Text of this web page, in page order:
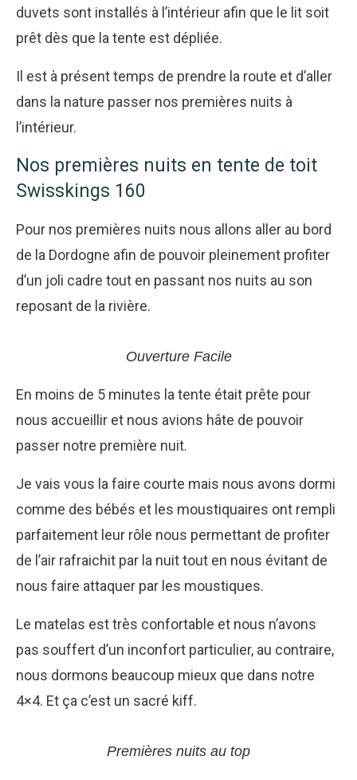
duvets sont installés à l’intérieur afin que le lit soit
prêt dès que la tente est dépliée.
Il est à présent temps de prendre la route et d’aller
dans la nature passer nos premières nuits à
l’intérieur.
Nos premières nuits en tente de toit
Swisskings 160
Pour nos premières nuits nous allons aller au bord
de la Dordogne afin de pouvoir pleinement profiter
d’un joli cadre tout en passant nos nuits au son
reposant de la rivière.
Ouverture Facile
En moins de 5 minutes la tente était prête pour
nous accueillir et nous avions hâte de pouvoir
passer notre première nuit.
Je vais vous la faire courte mais nous avons dormi
comme des bébés et les moustiquaires ont rempli
parfaitement leur rôle nous permettant de profiter
de l’air rafraichit par la nuit tout en nous évitant de
nous faire attaquer par les moustiques.
Le matelas est très confortable et nous n’avons
pas souffert d’un inconfort particulier, au contraire,
nous dormons beaucoup mieux que dans notre
4×4. Et ça c’est un sacré kiff.
Premières nuits au top